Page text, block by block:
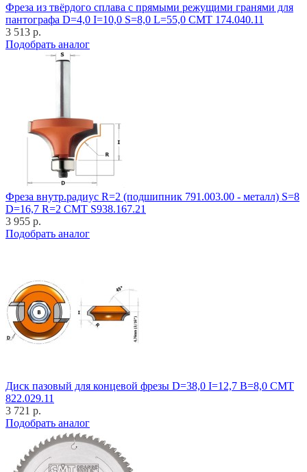
Фреза из твёрдого сплава с прямыми режущими гранями для
пантографа D=4,0 I=10,0 S=8,0 L=55,0 CMT 174.040.11
3 513 р.
Подобрать аналог
Фреза внутр.радиус R=2 (подшипник 791.003.00 - металл) S=8
D=16,7 R=2 CMT S938.167.21
3 955 р.
Подобрать аналог
Диск пазовый для концевой фрезы D=38,0 I=12,7 B=8,0 CMT
822.029.11
3 721 р.
Подобрать аналог